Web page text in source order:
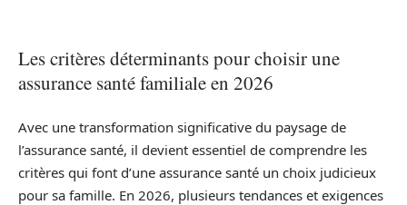
Les critères déterminants pour choisir une
assurance santé familiale en 2026
Avec une transformation significative du paysage de
l’assurance santé, il devient essentiel de comprendre les
critères qui font d’une assurance santé un choix judicieux
pour sa famille. En 2026, plusieurs tendances et exigences